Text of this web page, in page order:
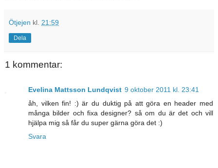
Ötjejen kl. 21:59
Dela
1 kommentar:
Evelina Mattsson Lundqvist 9 oktober 2011 kl. 23:41
åh, vilken fin! :) är du duktig på att göra en header med
många bilder och fixa designer? så om du är det och vill
hjälpa mig så får du super gärna göra det :)
Svara